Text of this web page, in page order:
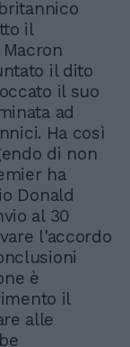
il
il dito
il suo
ad
Ha così
di non
ha
Donald
al 30
l'accordo
è
il
alle